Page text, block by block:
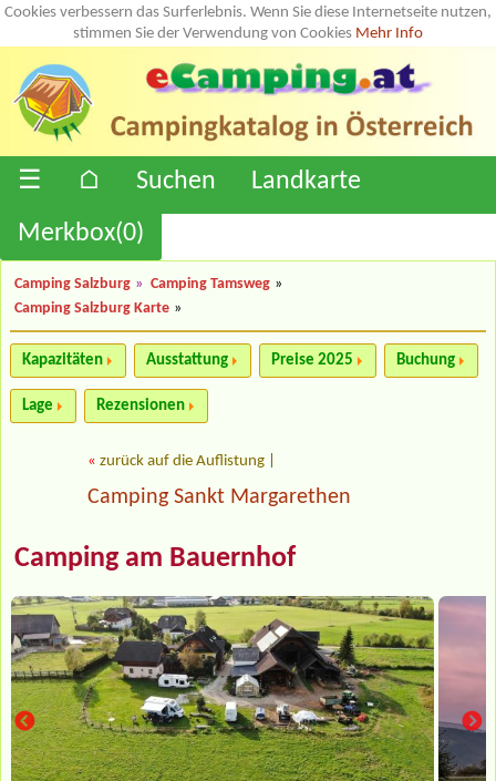
Cookies verbessern das Surferlebnis. Wenn Sie diese Internetseite nutzen,
stimmen Sie der Verwendung von Cookies Mehr Info
☰ ⌂ Suchen
Landkarte
Merkbox(0)
Camping Salzburg » Camping Tamsweg »
Camping Salzburg Karte »
Kapazitäten Ausstattung Preise 2025 Buchung
Lage Rezensionen
« zurück auf die Auflistung
Camping Sankt Margarethen
Camping am Bauernhof